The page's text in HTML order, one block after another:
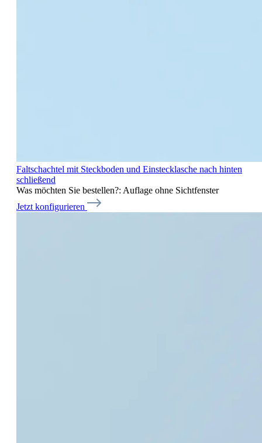
Faltschachtel mit Steckboden und Einstecklasche nach hinten
schließend
Was möchten Sie bestellen?: Auflage ohne Sichtfenster
Jetzt konfigurieren